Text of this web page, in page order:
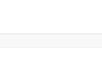
이 출발점 …57
는 기업문화 정립 필요 …64